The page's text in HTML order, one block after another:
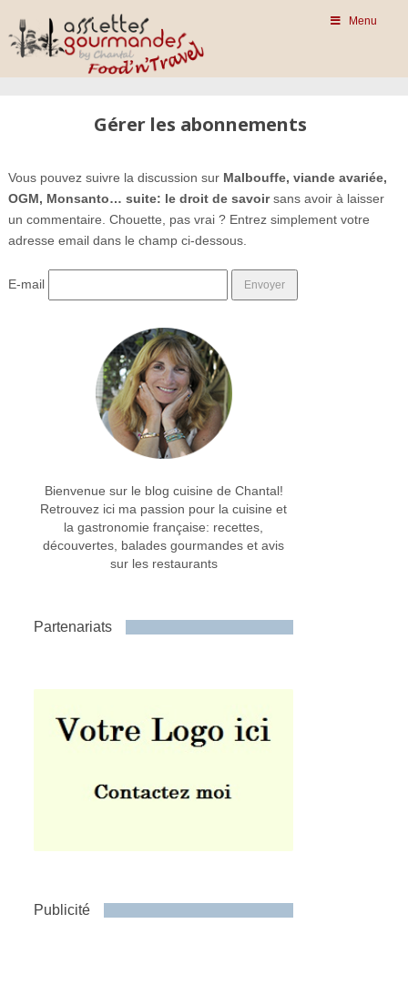
Menu
Gérer les abonnements
Vous pouvez suivre la discussion sur Malbouffe, viande avariée,
OGM, Monsanto… suite: le droit de savoirsans avoir à laisser
un commentaire. Chouette, pas vrai ? Entrez simplement votre
adresse email dans le champ ci-dessous.
E-mail
Bienvenue sur le blog cuisine de Chantal!
Retrouvez ici ma passion pour la cuisine et
la gastronomie française: recettes,
découvertes, balades gourmandes et avis
sur les restaurants
Partenariats
Publicité